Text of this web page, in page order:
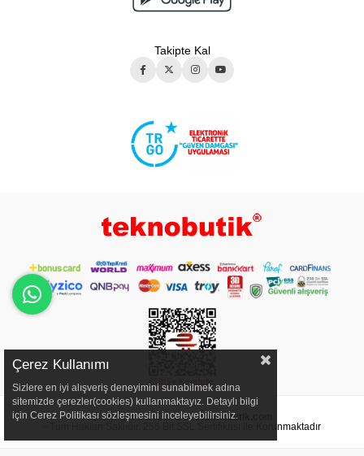
Takipte Kal
Copyright © 2020 - 2026Teknobutik.com
- Tüm Hakları Saklıdır. 256 Bit SSL Sertifikası ile Korunmaktadır
Çerez Kullanımı
Sizlere en iyi alışveriş deneyimini sunabilmek adına
sitemizde çerezler(cookies) kullanmaktayız. Detaylı bilgi
için Cerez Politikası sözleşmesini inceleyebilirsiniz.